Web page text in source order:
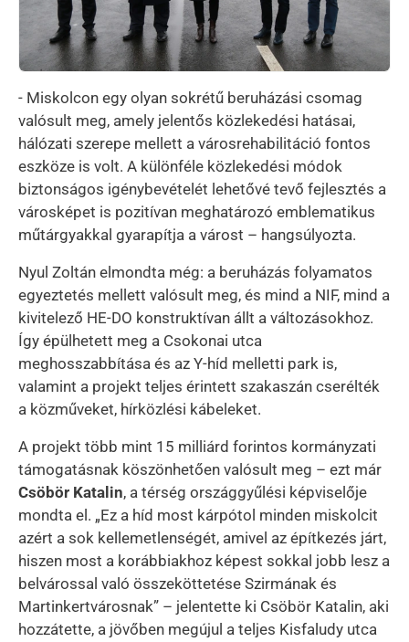
- Miskolcon egy olyan sokrétű beruházási csomag
valósult meg, amely jelentős közlekedési hatásai,
hálózati szerepe mellett a városrehabilitáció fontos
eszköze is volt. A különféle közlekedési módok
biztonságos igénybevételét lehetővé tevő fejlesztés a
városképet is pozitívan meghatározó emblematikus
műtárgyakkal gyarapítja a várost – hangsúlyozta.
Nyul Zoltán elmondta még: a beruházás folyamatos
egyeztetés mellett valósult meg, és mind a NIF, mind a
kivitelező HE-DO konstruktívan állt a változásokhoz.
Így épülhetett meg a Csokonai utca
meghosszabbítása és az Y-híd melletti park is,
valamint a projekt teljes érintett szakaszán cserélték
a közműveket, hírközlési kábeleket.
A projekt több mint 15 milliárd forintos kormányzati
támogatásnak köszönhetően valósult meg – ezt már
Csöbör Katalin, a térség országgyűlési képviselője
mondta el. „Ez a híd most kárpótol minden miskolcit
azért a sok kellemetlenségét, amivel az építkezés járt,
hiszen most a korábbiakhoz képest sokkal jobb lesz a
belvárossal való összeköttetése Szirmának és
Martinkertvárosnak” – jelentette ki Csöbör Katalin, aki
hozzátette, a jövőben megújul a teljes Kisfaludy utca